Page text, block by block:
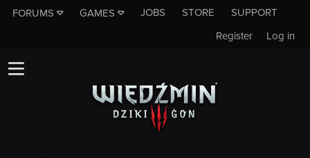
FORUMS GAMES JOBS STORE
SUPPORT
Log in
Register